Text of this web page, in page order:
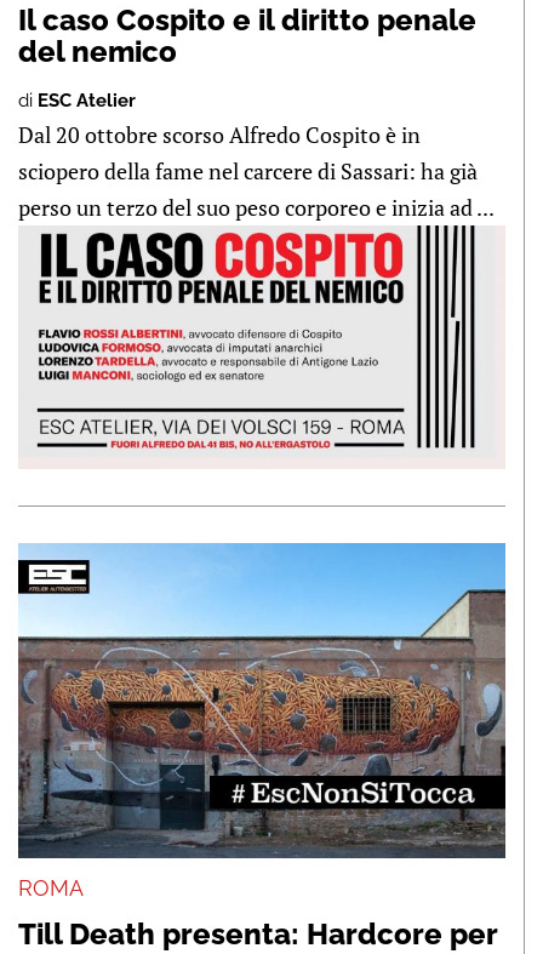
Il caso Cospito e il diritto penale
del nemico
di ESC Atelier
Dal 20 ottobre scorso Alfredo Cospito è in
sciopero della fame nel carcere di Sassari: ha già
perso un terzo del suo peso corporeo e inizia ad ...
ROMA
Till Death presenta: Hardcore per